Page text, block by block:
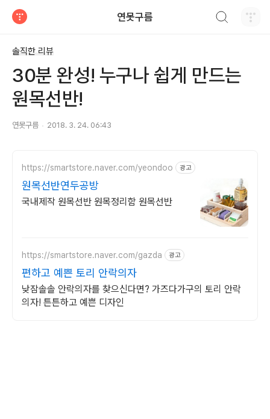
연못구름
솔직한 리뷰
30분 완성! 누구나 쉽게 만드는
원목선반!
연못구름 2018. 3. 24. 06:43
https://smartstore.naver.com/yeondoo 광고
원목선반연두공방
국내제작 원목선반 원목정리함 원목선반
https://smartstore.naver.com/gazda 광고
편하고 예쁜 토리 안락의자
낮잠솔솔 안락의자를 찾으신다면? 가즈다가구의 토리 안락
의자! 튼튼하고 예쁜 디자인